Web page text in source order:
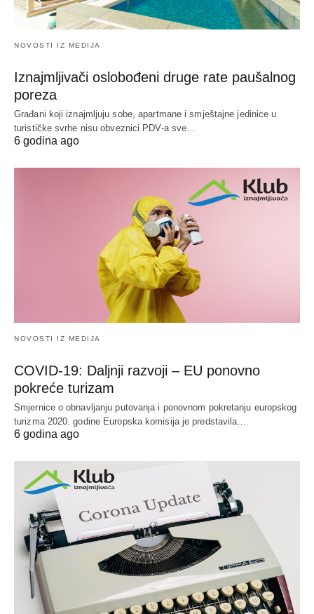
NOVOSTI IZ MEDIJA
Iznajmljivači oslobođeni druge rate paušalnog
poreza
Građani koji iznajmljuju sobe, apartmane i smještajne jedinice u
turističke svrhe nisu obveznici PDV-a sve…
6 godina ago
NOVOSTI IZ MEDIJA
COVID-19: Daljnji razvoji – EU ponovno
pokreće turizam
Smjernice o obnavljanju putovanja i ponovnom pokretanju europskog
turizma 2020. godine Europska komisija je predstavila…
6 godina ago